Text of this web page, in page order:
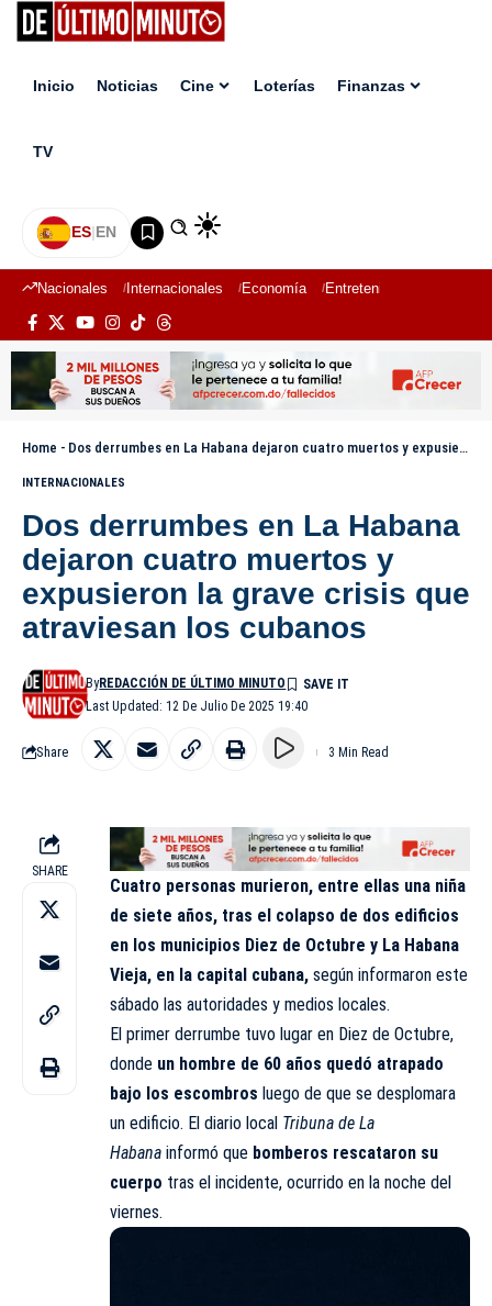
Inicio Noticias Cine Loterías Finanzas
TV
ES|EN
Nacionales Internacionales Economía Entretenimiento
Home - Dos derrumbes en La Habana dejaron cuatro muertos y expusieron la grave crisis que atraviesan los cubanos
INTERNACIONALES
Dos derrumbes en La Habana
dejaron cuatro muertos y
expusieron la grave crisis que
atraviesan los cubanos
Last Updated: 12 De Julio De 2025 19:40
ByREDACCIÓN DE ÚLTIMO MINUTO
Share 3 Min Read
SHARE
Cuatro personas murieron, entre ellas una niña
de siete años, tras el colapso de dos edificios
en los municipios Diez de Octubre y La Habana
Vieja, en la capital cubana, según informaron este
sábado las autoridades y medios locales.
El primer derrumbe tuvo lugar en Diez de Octubre,
donde un hombre de 60 años quedó atrapado
bajo los escombros luego de que se desplomara
un edificio. El diario local Tribuna de La
Habana informó que bomberos rescataron su
cuerpo tras el incidente, ocurrido en la noche del
viernes.